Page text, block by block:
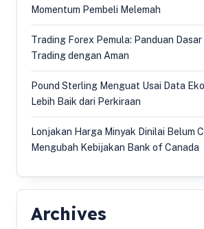
Momentum Pembeli Melemah
Trading Forex Pemula: Panduan Dasar
Trading dengan Aman
Pound Sterling Menguat Usai Data
Lebih Baik dari Perkiraan
Lonjakan Harga Minyak Dinilai Belum
Mengubah Kebijakan Bank of Canada
Archives